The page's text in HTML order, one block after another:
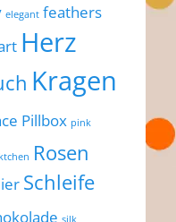
elegant feathers
Herz
Kragen
Pillbox pink
Rosen
Schleife
silk